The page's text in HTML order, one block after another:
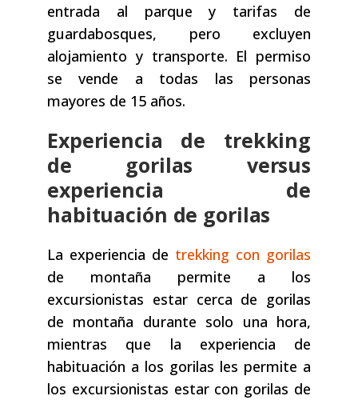
entrada al parque y tarifas de
guardabosques, pero excluyen
alojamiento y transporte. El permiso
se vende a todas las personas
mayores de 15 años.
Experiencia de trekking
de gorilas versus
experiencia de
habituación de gorilas
La experiencia de trekking con gorilas
de montaña permite a los
excursionistas estar cerca de gorilas
de montaña durante solo una hora,
mientras que la experiencia de
habituación a los gorilas les permite a
los excursionistas estar con gorilas de